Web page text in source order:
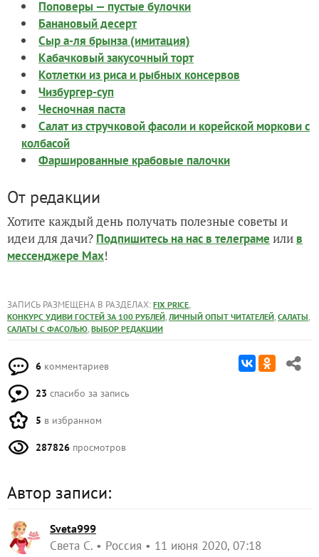
Поповеры — пустые булочки
Банановый десерт
Сыр а-ля брынза (имитация)
Кабачковый закусочный торт
Котлетки из риса и рыбных консервов
Чизбургер-суп
Чесночная паста
Салат из стручковой фасоли и корейской моркови с
колбасой
Фаршированные крабовые палочки
От редакции
Хотите каждый день получать полезные советы и
идеи для дачи? Подпишитесь на нас в телеграме или в
мессенджере Max!
ЗАПИСЬ РАЗМЕЩЕНА В РАЗДЕЛАХ: FIX PRICE,
КОНКУРС УДИВИ ГОСТЕЙ ЗА 100 РУБЛЕЙ, ЛИЧНЫЙ ОПЫТ ЧИТАТЕЛЕЙ, САЛАТЫ,
САЛАТЫ С ФАСОЛЬЮ, ВЫБОР РЕДАКЦИИ
6 комментариев
23 спасибо за запись
5 в избранном
287826 просмотров
Автор записи:
Sveta999
Света С. Россия 11 июня 2020, 07:18